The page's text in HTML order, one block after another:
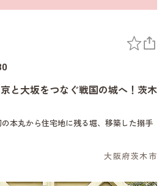
と大坂をつなぐ戦国の城へ！茨木
本丸から住宅地に残る堀、移築した搦手
大阪府茨木市